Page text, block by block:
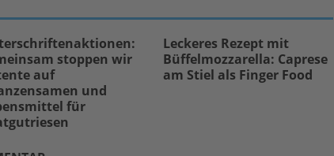
stoppen wir
auf
und
für
Leckeres Rezept mit
Büffelmozzarella: Caprese
am Stiel als Finger Food